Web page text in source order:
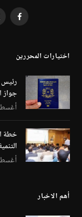
فيسبوك
اختيارات المحررين
رئيس
جواز
أغسطس
خطة
أغسطس
أهم الاخبار